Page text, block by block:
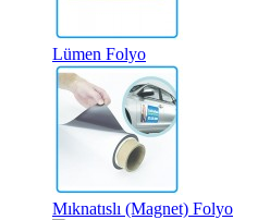
Lümen Folyo
Mıknatıslı (Magnet) Folyo